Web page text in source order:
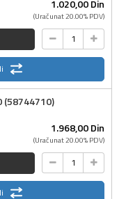
1.020,00Din
(Uračunat 20.00% PDV)
(58744710)
1.968,00Din
(Uračunat 20.00% PDV)